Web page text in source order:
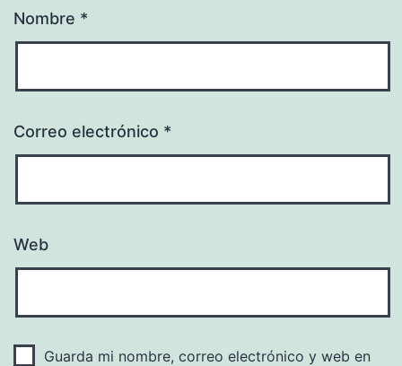
Nombre *
Correo electrónico *
Web
Guarda mi nombre, correo electrónico y web en